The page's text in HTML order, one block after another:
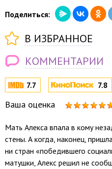
7.7 7.8
Ваша оценка
Мать Алекса впала в кому
стены. А когда, наконец,
ни стран «победившего
матушки, Алекс решил не
Поделиться:
В ИЗБРАННОЕ
КОММЕНТАРИИ